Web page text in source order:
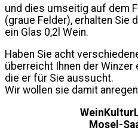
und dies umseitig auf dem
(graue Felder), erhalten Sie
ein Glas 0,2l Wein.
Haben Sie acht
überreicht Ihnen der Winzer
die er für Sie aussucht.
Wir wollen sie damit
Mosel-